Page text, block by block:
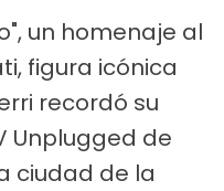
un homenaje al
figura icónica
recordó su
Unplugged de
ciudad de la